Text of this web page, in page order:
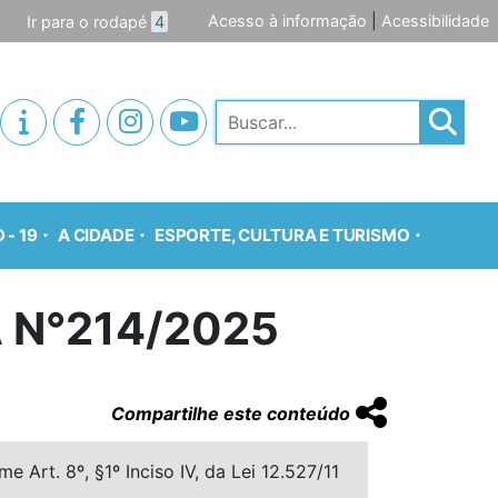
Ir para o rodapé 4 Acesso à informação Acessibilidade
Pesquisar
- 19 A CIDADE ESPORTE, CULTURA E TURISMO
N°214/2025
Compartilhe este conteúdo
Art. 8º, §1º Inciso IV, da Lei 12.527/11